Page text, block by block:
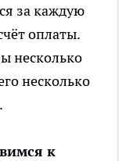
за каждую
оплаты.
несколько
несколько
к